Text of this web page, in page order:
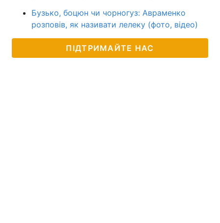
Бузько, боцюн чи чорногуз: Авраменко
розповів, як називати лелеку (фото, відео)
ПІДТРИМАЙТЕ НАС